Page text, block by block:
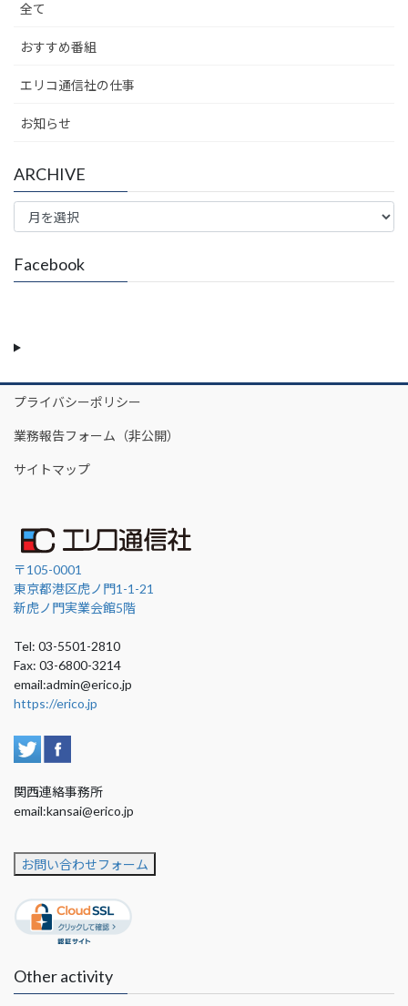
全て
おすすめ番組
エリコ通信社の仕事
お知らせ
ARCHIVE
ARCHIVE
Facebook
プライバシーポリシー
業務報告フォーム（非公開）
サイトマップ
〒105-0001
東京都港区虎ノ門1-1-21
新虎ノ門実業会館5階
Tel: 03-5501-2810
Fax: 03-6800-3214
email:admin@erico.jp
https://erico.jp
関西連絡事務所
email:kansai@erico.jp
お問い合わせフォーム
Other activity